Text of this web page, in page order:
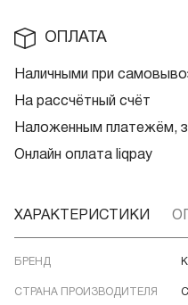
ОПЛАТА
Наличными при
На рассчётный счёт
Наложенным платежём,
Онлайн оплата liqpay
ХАРАКТЕРИСТИКИ
БРЕНД
СТРАНА ПРОИЗВОДИТЕЛЯ